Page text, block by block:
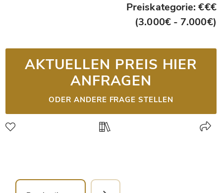
Preiskategorie: €€€
(3.000€ - 7.000€)
AKTUELLEN PREIS HIER
ANFRAGEN
ODER ANDERE FRAGE STELLEN